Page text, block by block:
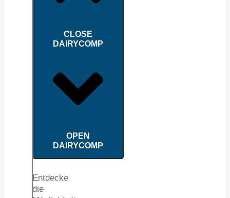
CLOSE
DAIRYCOMP
OPEN
DAIRYCOMP
Entdecke
die